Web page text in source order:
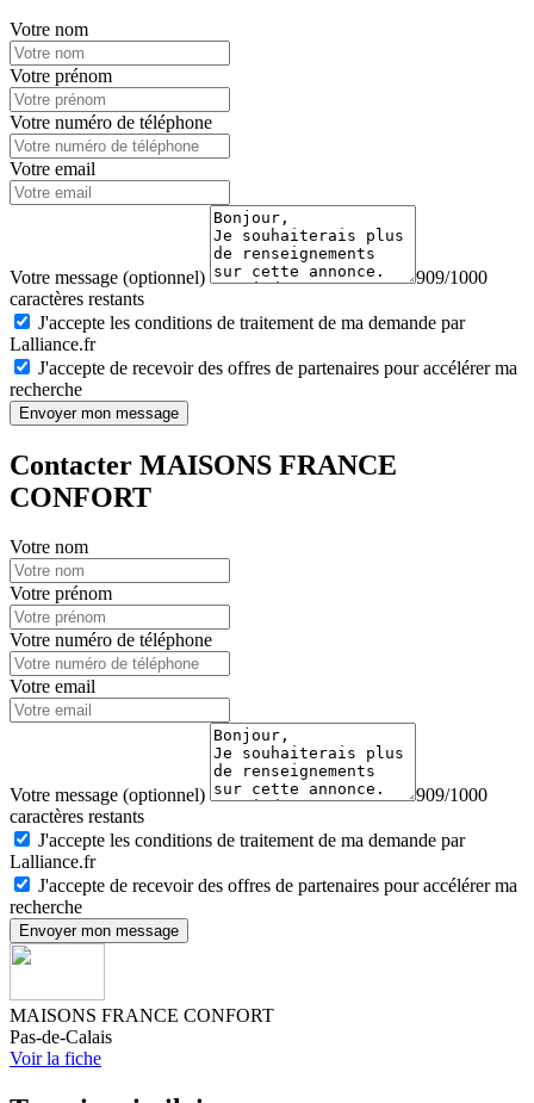
Votre nom
Votre prénom
Votre numéro de téléphone
Votre email
Votre message (optionnel)
909/1000
caractères restants
J'accepte les conditions de traitement de ma demande par
Lalliance.fr
J'accepte de recevoir des offres de partenaires pour accélérer ma
recherche
Envoyer mon message
Contacter MAISONS FRANCE
CONFORT
Votre nom
Votre prénom
Votre numéro de téléphone
Votre email
Votre message (optionnel)
909/1000
caractères restants
J'accepte les conditions de traitement de ma demande par
Lalliance.fr
J'accepte de recevoir des offres de partenaires pour accélérer ma
recherche
Envoyer mon message
MAISONS FRANCE CONFORT
Pas-de-Calais
Voir la fiche